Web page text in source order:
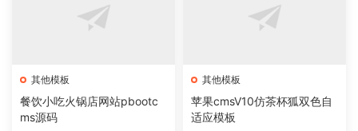
其他模板
餐饮小吃火锅店网站pbootc
ms源码
其他模板
苹果cmsV10仿茶杯狐双色自
适应模板